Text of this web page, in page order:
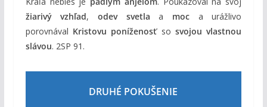
žiarivý vzhľad,odev svetla a moc a urážlivo
porovnával Kristovu poníženosťso svojou vlastnou
slávou. 2SP 91.
DRUHÉ POKUŠENIE